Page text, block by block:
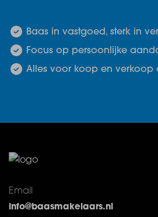
Baas in vastgoed, sterk in
Focus op persoonlijke
Alles voor koop en verkoop
Email
info@baasmakelaars.nl